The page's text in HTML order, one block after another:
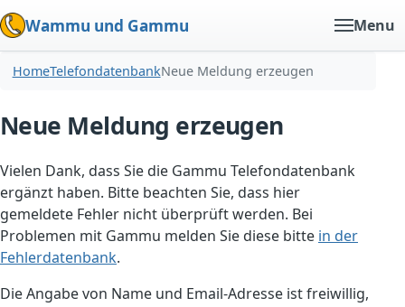
Wammu und Gammu Menu
HomeTelefondatenbankNeue Meldung erzeugen
Neue Meldung erzeugen
Vielen Dank, dass Sie die Gammu Telefondatenbank
ergänzt haben. Bitte beachten Sie, dass hier
gemeldete Fehler nicht überprüft werden. Bei
Problemen mit Gammu melden Sie diese bitte in der
Fehlerdatenbank.
Die Angabe von Name und Email-Adresse ist freiwillig,